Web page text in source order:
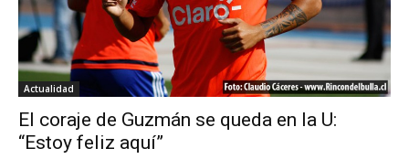
Actualidad
El coraje de Guzmán se queda en la U:
“Estoy feliz aquí”